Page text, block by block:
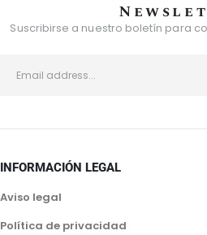
Suscribirse a nuestro boletín para
INFORMACIÓN LEGAL
Aviso legal
Política de privacidad